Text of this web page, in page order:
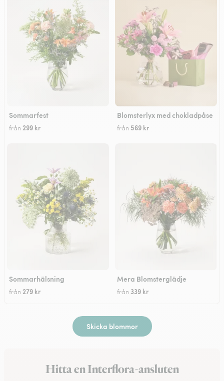
Sommarfest
från 299 kr
Blomsterlyx med chokladpåse
från 569 kr
Sommarhälsning
från279 kr
Mera Blomsterglädje
från 339 kr
Skicka blommor
Hitta en Interflora-ansluten